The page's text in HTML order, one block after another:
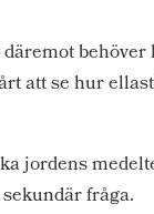
behöver
att se hur
jordens
fråga.